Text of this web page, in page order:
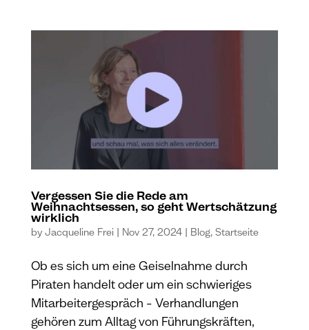
Vergessen Sie die Rede am
Weihnachtsessen, so geht Wertschätzung
wirklich
by Jacqueline Frei | Nov 27, 2024| Blog, Startseite
Ob es sich um eine Geiselnahme durch
Piraten handelt oder um ein schwieriges
Mitarbeitergespräch – Verhandlungen
gehören zum Alltag von Führungskräften,